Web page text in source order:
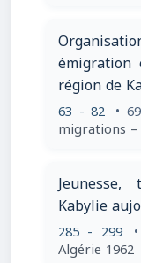
émigration
région de
63 - 82 •
migrations –
Kabylie
285 - 299
Algérie 1962